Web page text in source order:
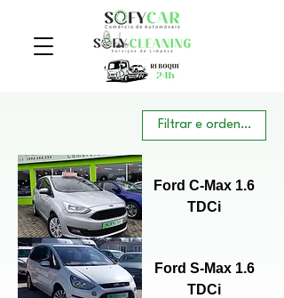
Filtrar e ordenar
Ford C-Max 1.6
TDCi
Ford S-Max 1.6
TDCi